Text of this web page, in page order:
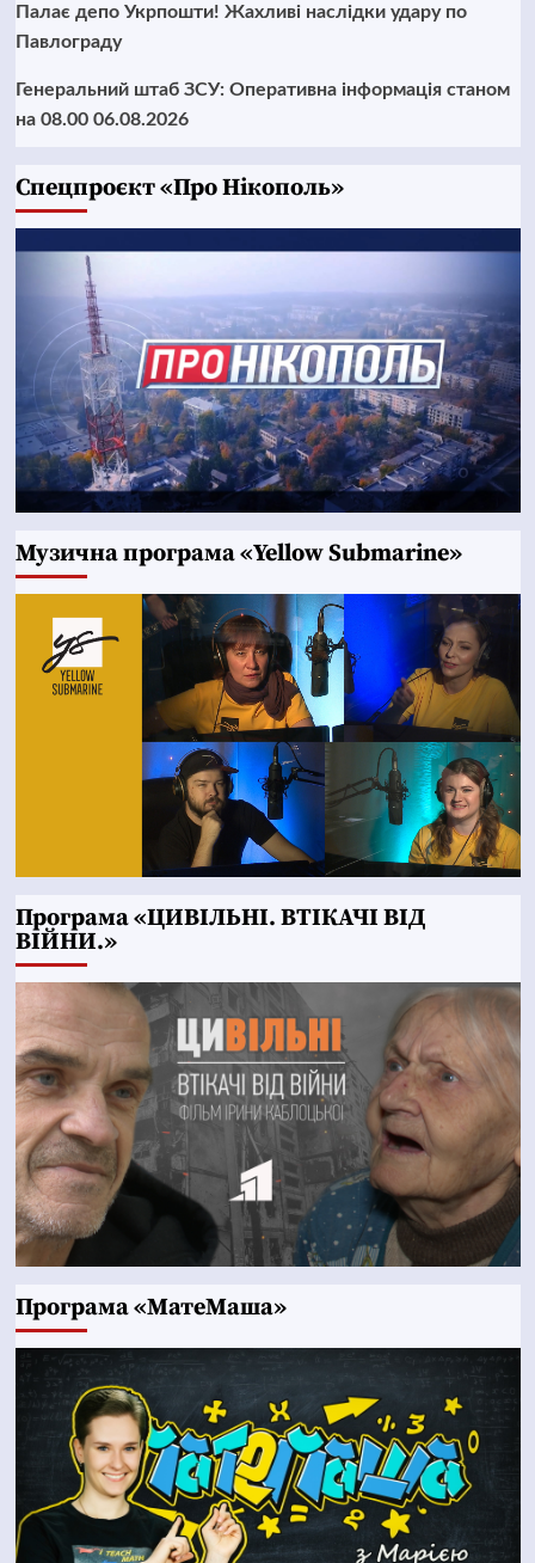
Палає депо Укрпошти! Жахливі наслідки удару по
Павлограду
Генеральний штаб ЗСУ: Оперативна інформація станом
на 08.00 06.08.2026
Cпецпроєкт «Про Нікополь»
Музична програма «Yellow Submarine»
Програма «ЦИВІЛЬНІ. ВТІКАЧІ ВІД
ВІЙНИ.»
Програма «МатеМаша»